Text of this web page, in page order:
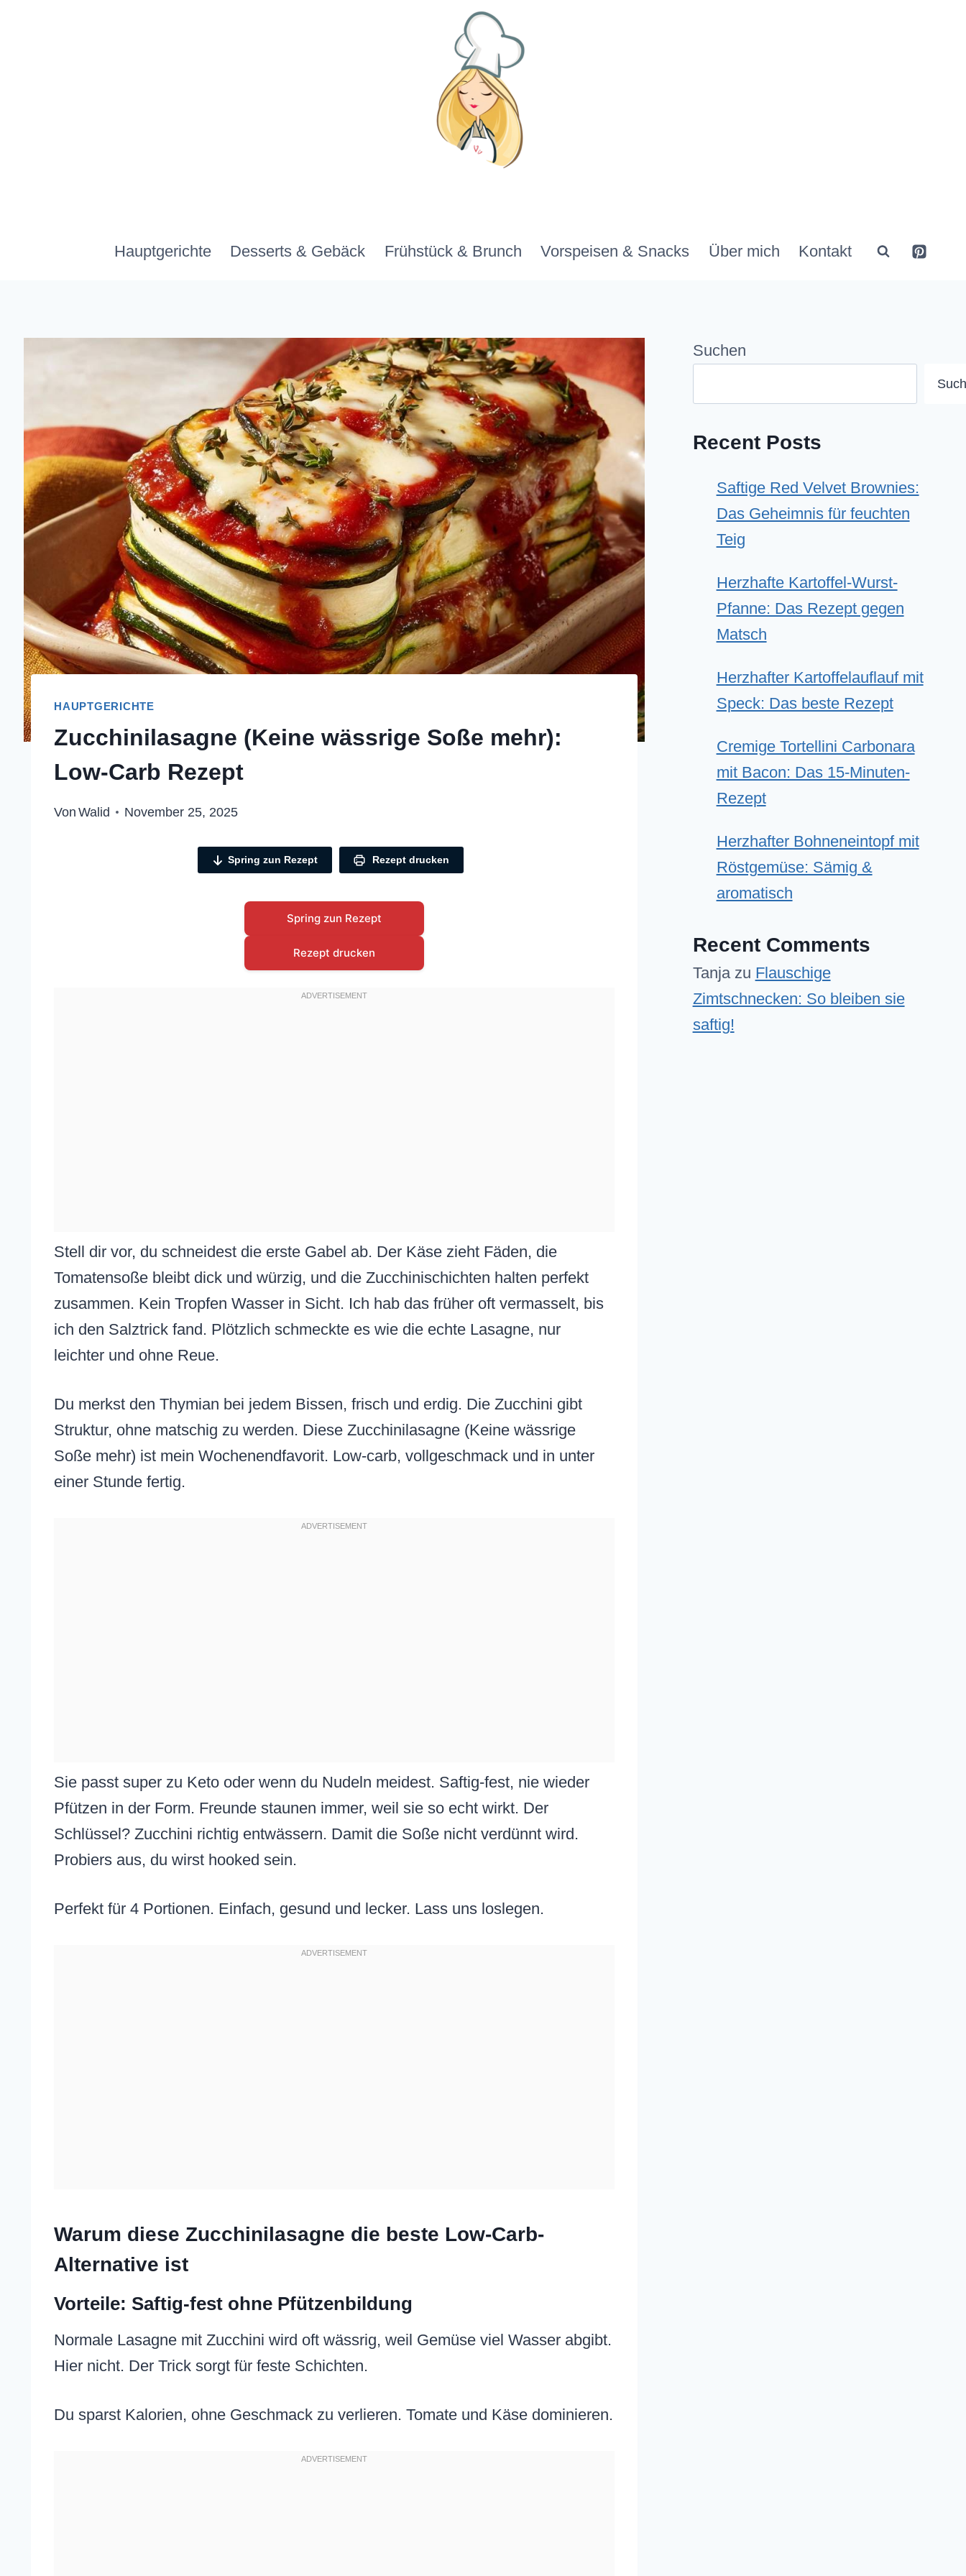
Hauptgerichte Desserts & Gebäck Frühstück & Brunch Vorspeisen & Snacks Über mich Kontakt
HAUPTGERICHTE
Zucchinilasagne (Keine wässrige Soße mehr):
Low-Carb Rezept
Von Walid November 25, 2025
Spring zun Rezept Rezept drucken
Spring zun Rezept
Rezept drucken
Stell dir vor, du schneidest die erste Gabel ab. Der Käse zieht Fäden, die
Tomatensoße bleibt dick und würzig, und die Zucchinischichten halten perfekt
zusammen. Kein Tropfen Wasser in Sicht. Ich hab das früher oft vermasselt, bis
ich den Salztrick fand. Plötzlich schmeckte es wie die echte Lasagne, nur
leichter und ohne Reue.
Du merkst den Thymian bei jedem Bissen, frisch und erdig. Die Zucchini gibt
Struktur, ohne matschig zu werden. Diese Zucchinilasagne (Keine wässrige
Soße mehr) ist mein Wochenendfavorit. Low-carb, vollgeschmack und in unter
einer Stunde fertig.
Sie passt super zu Keto oder wenn du Nudeln meidest. Saftig-fest, nie wieder
Pfützen in der Form. Freunde staunen immer, weil sie so echt wirkt. Der
Schlüssel? Zucchini richtig entwässern. Damit die Soße nicht verdünnt wird.
Probiers aus, du wirst hooked sein.
Perfekt für 4 Portionen. Einfach, gesund und lecker. Lass uns loslegen.
Warum diese Zucchinilasagne die beste Low-Carb-
Alternative ist
Vorteile: Saftig-fest ohne Pfützenbildung
Normale Lasagne mit Zucchini wird oft wässrig, weil Gemüse viel Wasser abgibt.
Hier nicht. Der Trick sorgt für feste Schichten.
Du sparst Kalorien, ohne Geschmack zu verlieren. Tomate und Käse dominieren.
Suchen
Recent Posts
Saftige Red Velvet Brownies:
Das Geheimnis für feuchten
Teig
Herzhafte Kartoffel-Wurst-
Pfanne: Das Rezept gegen
Matsch
Herzhafter Kartoffelauflauf mit
Speck: Das beste Rezept
Cremige Tortellini Carbonara
mit Bacon: Das 15-Minuten-
Rezept
Herzhafter Bohneneintopf mit
Röstgemüse: Sämig &
aromatisch
Recent Comments
Tanjazu Flauschige
Zimtschnecken: So bleiben sie
saftig!